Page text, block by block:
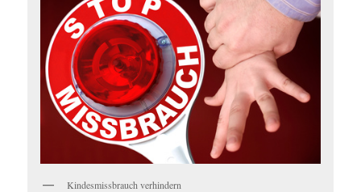
Kindesmissbrauch verhindern